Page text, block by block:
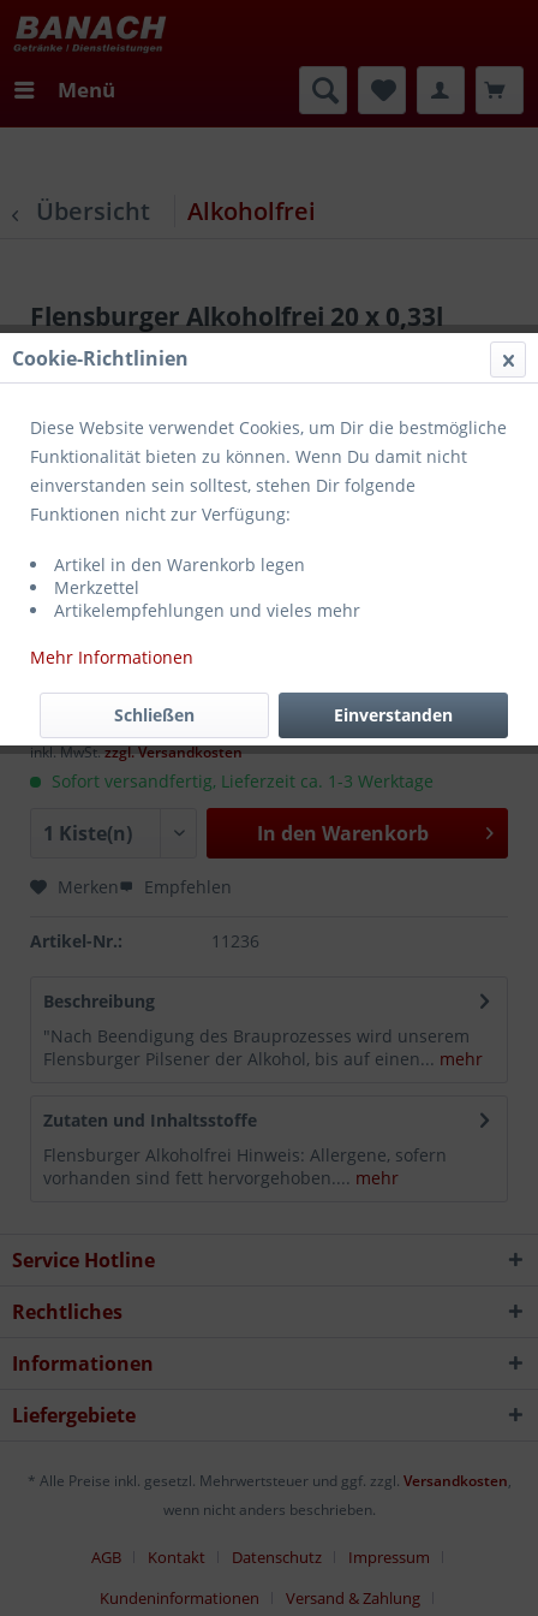
Menü
Übersicht Alkoholfrei
Flensburger Alkoholfrei 20 x 0,33l
17,99 € *MEHRWEG
6.6 Liter (2,73 € * / 1 Liter)
inkl. MwSt.zzgl. Versandkosten
Sofort versandfertig, Lieferzeit ca. 1-3 Werktage
In den Warenkorb
Merken Empfehlen
Artikel-Nr.: 11236
Beschreibung
"Nach Beendigung des Brauprozesses wird unserem
Flensburger Pilsener der Alkohol, bis auf einen... mehr
Zutaten und Inhaltsstoffe
Flensburger Alkoholfrei Hinweis: Allergene, sofern
vorhanden sind fett hervorgehoben.... mehr
Service Hotline
Rechtliches
Informationen
Liefergebiete
* Alle Preise inkl. gesetzl. Mehrwertsteuer und ggf. zzgl. Versandkosten,
wenn nicht anders beschrieben.
AGB Kontakt Datenschutz
Impressum
Kundeninformationen
Versand & Zahlung
Cookie-Richtlinien
Diese Website verwendet Cookies, um Dir die bestmögliche
Funktionalität bieten zu können. Wenn Du damit nicht
einverstanden sein solltest, stehen Dir folgende
Funktionen nicht zur Verfügung:
Artikel in den Warenkorb legen
Merkzettel
Artikelempfehlungen und vieles mehr
Mehr Informationen
Einverstanden
Schließen